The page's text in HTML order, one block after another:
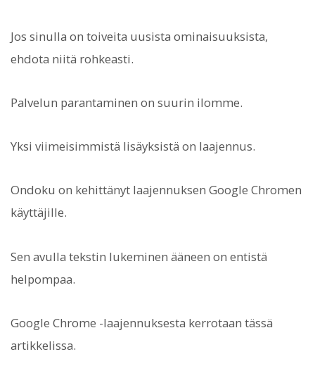
Jos sinulla on toiveita uusista ominaisuuksista,
ehdota niitä rohkeasti.
Palvelun parantaminen on suurin ilomme.
Yksi viimeisimmistä lisäyksistä on laajennus.
Ondoku on kehittänyt laajennuksen Google Chromen
käyttäjille.
Sen avulla tekstin lukeminen ääneen on entistä
helpompaa.
Google Chrome -laajennuksesta kerrotaan tässä
artikkelissa.